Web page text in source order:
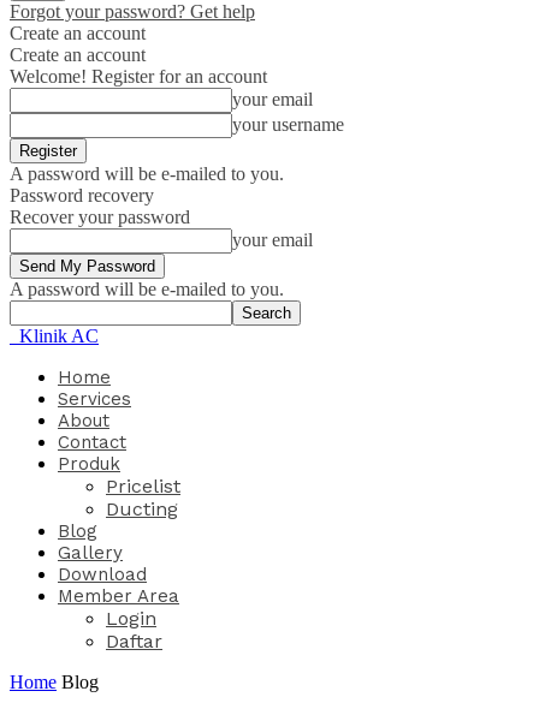
Forgot your password? Get help
Create an account
Create an account
Welcome! Register for an account
your email
your username
A password will be e-mailed to you.
Password recovery
Recover your password
your email
A password will be e-mailed to you.
Klinik AC
Home
Services
About
Contact
Produk
Pricelist
Ducting
Blog
Gallery
Download
Member Area
Login
Daftar
Home Blog